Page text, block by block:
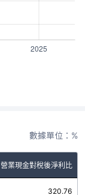
數據單位：%
營業現金對稅後淨利比
320.76